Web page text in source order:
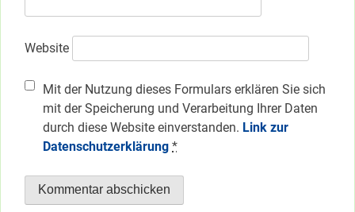
Website
Mit der Nutzung dieses Formulars erklären Sie sich
mit der Speicherung und Verarbeitung Ihrer Daten
durch diese Website einverstanden. Link zur
Datenschutzerklärung *